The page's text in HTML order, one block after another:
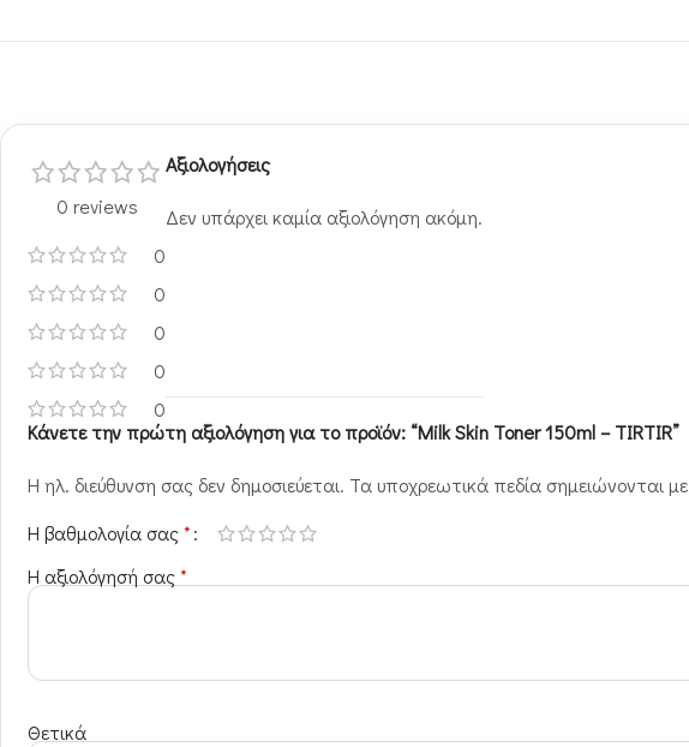
0 reviews
0
0
0
0
0
Αξιολογήσεις
Δεν υπάρχει καμία αξιολόγηση ακόμη.
Κάνετε την πρώτη αξιολόγηση για το προϊόν: “Milk Skin Toner 150ml – TIRTIR”
Η ηλ. διεύθυνση σας δεν δημοσιεύεται. Τα υποχρεωτικά πεδία σημειώνονται με
Η βαθμολογία σας*
Η αξιολόγησή σας*
Θετικά